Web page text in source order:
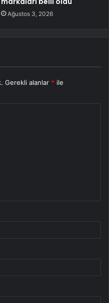
Ağustos 3, 2026
Gerekli alanlar * ile